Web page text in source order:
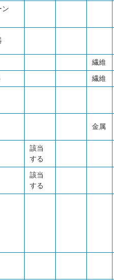
ン
繊維
繊維
金属
該当
する
該当
する